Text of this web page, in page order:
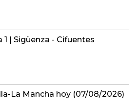
1 | Sigüenza - Cifuentes
La Mancha hoy (07/08/2026)